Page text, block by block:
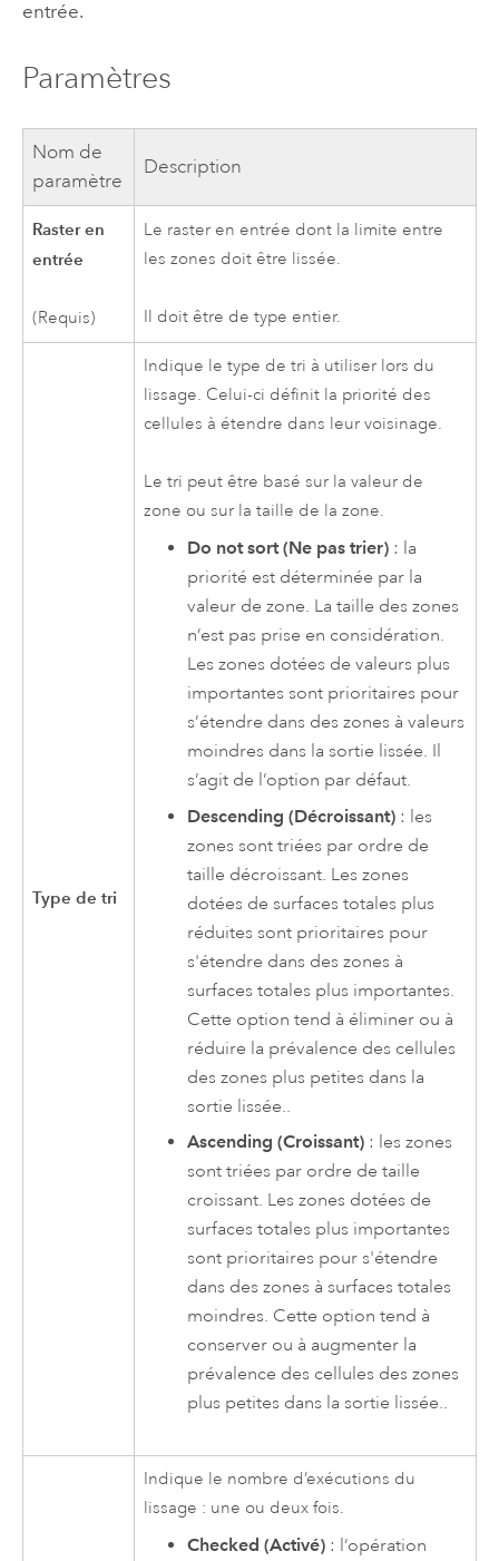
entrée.
Paramètres
Nom de
paramètre
Description
Raster en
entrée
(Requis)
Le raster en entrée dont la limite entre
les zones doit être lissée.
Il doit être de type entier.
Type de tri
Indique le type de tri à utiliser lors du
lissage. Celui-ci définit la priorité des
cellules à étendre dans leur voisinage.
Le tri peut être basé sur la valeur de
zone ou sur la taille de la zone.
Do not sort (Ne pas trier) : la
priorité est déterminée par la
valeur de zone. La taille des zones
n’est pas prise en considération.
Les zones dotées de valeurs plus
importantes sont prioritaires pour
s’étendre dans des zones à valeurs
moindres dans la sortie lissée. Il
s’agit de l’option par défaut.
Descending (Décroissant) : les
zones sont triées par ordre de
taille décroissant. Les zones
dotées de surfaces totales plus
réduites sont prioritaires pour
s'étendre dans des zones à
surfaces totales plus importantes.
Cette option tend à éliminer ou à
réduire la prévalence des cellules
des zones plus petites dans la
sortie lissée..
Ascending (Croissant) : les zones
sont triées par ordre de taille
croissant. Les zones dotées de
surfaces totales plus importantes
sont prioritaires pour s'étendre
dans des zones à surfaces totales
moindres. Cette option tend à
conserver ou à augmenter la
prévalence des cellules des zones
plus petites dans la sortie lissée..
Indique le nombre d’exécutions du
lissage : une ou deux fois.
Checked (Activé) : l’opération